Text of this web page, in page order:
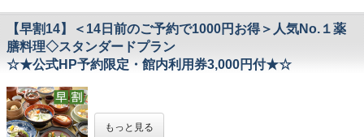
・桜淵公園【桜まつり開催中は活気に満ちる
人気の公園】…車で20分
・茶臼山【愛知県で1番空に近い場所】…車
◆周辺観光◆
・鳳来寺【大河ドラマ「どうする 家康」ゆかりの
地】…車で15分
・鳳来寺東照宮【昭和28年11月14日 国指定重要文
ウトドアパーク】…車で20分
・鳳来ゆ～ゆ～ありいな【大自然の中で、子供から
・鳳来ゆ～ゆ～ありいな【大自然の中で、子
供から大人まで楽しめる多目的施設】…車で
3分
・百間滝【パワースポットとしても人気】…
「スッポンの醤油煮込み」 「きんもくせいの
煮こごり」が加わった、
料理長渾身の贅沢プランをご用意いたしまし
【公式HP予約限定】
夕食時のドリンクや、
大切な人とともに『ほっ』とした時間をお過ごしください。
お誕生日やご両親へのプレゼント、
還暦などの、ご家族みんなでのお祝いや、
2世帯、3世帯のお集まりにもご利用ください！
∽∽∽∽∽∽∽∽∽∽∽∽∽∽∽∽∽∽∽∽∽
【早割14】＜14日前のご予約で1000円お得＞人気No.１薬
膳料理◇スタンダードプラン
☆★公式HP予約限定・館内利用券3,000円付★☆
～はづ木の早割りプラン～
もっと見る